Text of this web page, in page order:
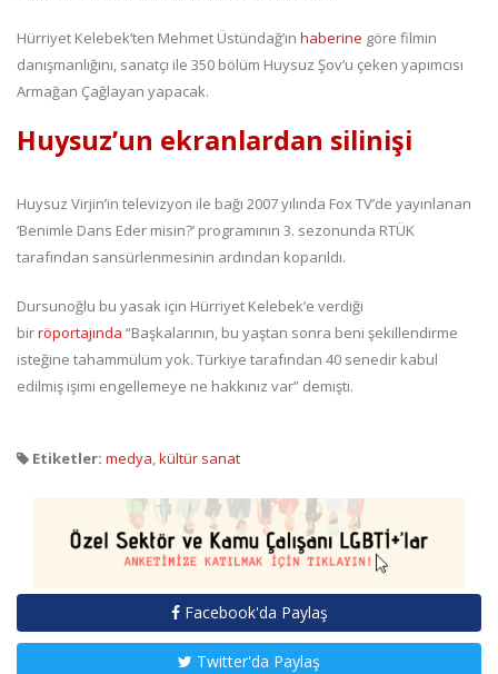
Hürriyet Kelebek’ten Mehmet Üstündağ’ın haberine göre filmin
danışmanlığını, sanatçı ile 350 bölüm Huysuz Şov’u çeken yapımcısı
Armağan Çağlayan yapacak.
Huysuz’un ekranlardan silinişi
Huysuz Virjin’in televizyon ile bağı 2007 yılında Fox TV’de yayınlanan
‘Benimle Dans Eder misin?’ programının 3. sezonunda RTÜK
tarafından sansürlenmesinin ardından koparıldı.
Dursunoğlu bu yasak için Hürriyet Kelebek’e verdiği
birröportajında “Başkalarının, bu yaştan sonra beni şekillendirme
isteğine tahammülüm yok. Türkiye tarafından 40 senedir kabul
edilmiş işimi engellemeye ne hakkınız var” demişti.
Etiketler: medya,kültür sanat
Facebook'da Paylaş
Twitter'da Paylaş